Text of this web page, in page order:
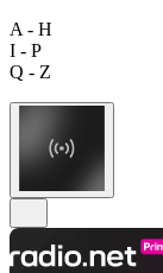
A - H
I - P
Q - Z